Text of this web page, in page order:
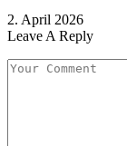
2. April 2026
Leave A Reply